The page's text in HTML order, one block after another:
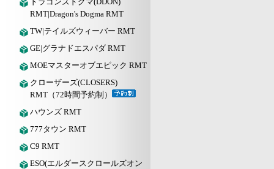
RMT|Dragon's Dogma RMT
TW|テイルズウィーバー RMT
GE|グラナドエスパダ RMT
MOEマスターオブエピック RMT
クローザーズ(CLOSERS)
RMT（72時間予約制）
ハウンズ RMT
777タウン RMT
C9 RMT
ESO(エルダースクロールズオン